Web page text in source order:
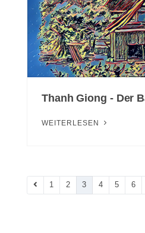
Thanh Giong - Der
WEITERLESEN
1 2 3 4 5 6